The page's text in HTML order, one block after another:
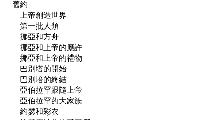
舊約
上帝創造世界
第一批人類
挪亞和方舟
挪亞和上帝的應許
挪亞和上帝的禮物
巴別塔的開始
巴別培的終結
亞伯拉罕跟隨上帝
亞伯拉罕的大家族
約瑟和彩衣